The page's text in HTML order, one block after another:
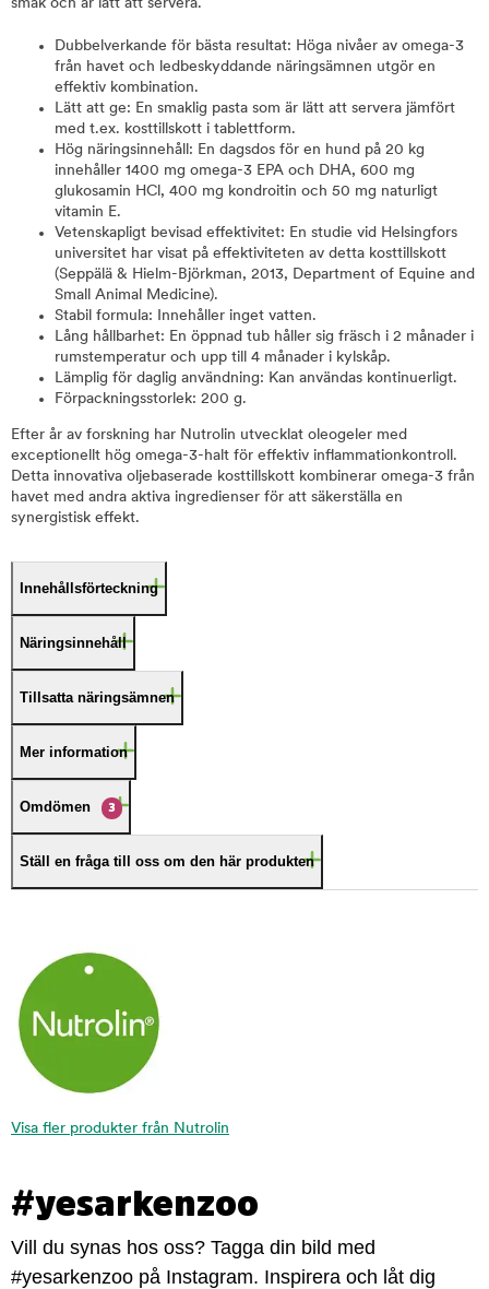
smak och är lätt att servera.
Dubbelverkande för bästa resultat: Höga nivåer av omega-3
från havet och ledbeskyddande näringsämnen utgör en
effektiv kombination.
Lätt att ge: En smaklig pasta som är lätt att servera jämfört
med t.ex. kosttillskott i tablettform.
Hög näringsinnehåll: En dagsdos för en hund på 20 kg
innehåller 1400 mg omega-3 EPA och DHA, 600 mg
glukosamin HCl, 400 mg kondroitin och 50 mg naturligt
vitamin E.
Vetenskapligt bevisad effektivitet: En studie vid Helsingfors
universitet har visat på effektiviteten av detta kosttillskott
(Seppälä & Hielm-Björkman, 2013, Department of Equine and
Small Animal Medicine).
Stabil formula: Innehåller inget vatten.
Lång hållbarhet: En öppnad tub håller sig fräsch i 2 månader i
rumstemperatur och upp till 4 månader i kylskåp.
Lämplig för daglig användning: Kan användas kontinuerligt.
Förpackningsstorlek: 200 g.
Efter år av forskning har Nutrolin utvecklat oleogeler med
exceptionellt hög omega-3-halt för effektiv inflammationkontroll.
Detta innovativa oljebaserade kosttillskott kombinerar omega-3 från
havet med andra aktiva ingredienser för att säkerställa en
synergistisk effekt.
Innehållsförteckning
Näringsinnehåll
Tillsatta näringsämnen
Mer information
Omdömen 3
Ställ en fråga till oss om den här produkten
Visa fler produkter från Nutrolin
#yesarkenzoo
Vill du synas hos oss? Tagga din bild med
#yesarkenzoo på Instagram. Inspirera och låt dig